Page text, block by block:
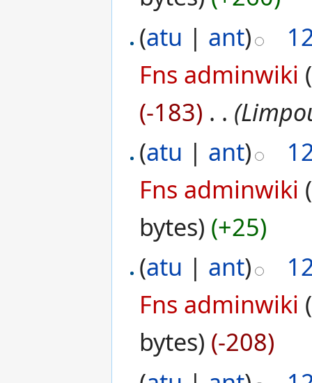
(atu | ant)
Fns adminwiki (
(-183) . .
(atu | ant)
Fns adminwiki (
bytes) (+25)
(atu | ant)
Fns adminwiki (
bytes) (-208)